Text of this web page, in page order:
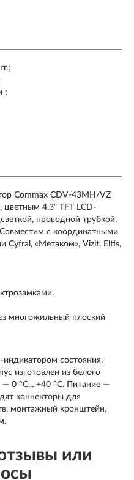
;
Commax CDV-43MH/VZ
4.3" TFT LCD-
проводной трубкой,
с координатными
Cyfral, «Метаком», Vizit, Eltis,
многожильный плоский
состояния,
изготовлен из белого
— 0 ºС... +40 ºС. Питание —
коннекторы для
монтажный кронштейн,
или